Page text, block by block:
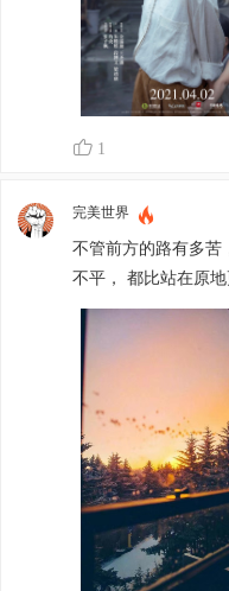
1
完美世界
不管前方的路有多苦
不平， 都比站在原地